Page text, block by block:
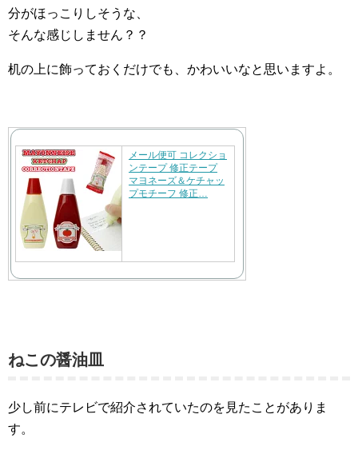
分がほっこりしそうな、
そんな感じしません？？
机の上に飾っておくだけでも、かわいいなと思いますよ。
メール便可 コレクショ
ンテープ 修正テープ
マヨネーズ＆ケチャッ
プモチーフ 修正…
ねこの醤油皿
少し前にテレビで紹介されていたのを見たことがありま
す。